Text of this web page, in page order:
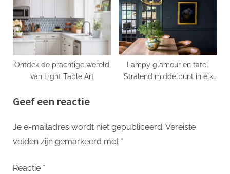
Ontdek de prachtige wereld
van Light Table Art
Lampy glamour en tafel:
Stralend middelpunt in elk
Geef een reactie
Je e-mailadres wordt niet gepubliceerd. Vereiste
velden zijn gemarkeerd met *
Reactie *